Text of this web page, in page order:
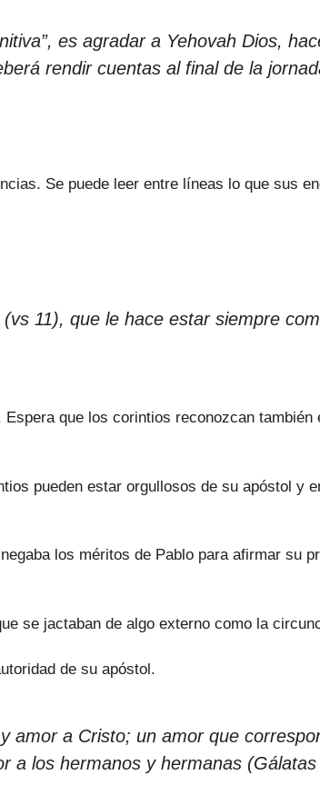
es agradar a Yehovah Dios,
rendir cuentas al final de la
Se puede leer entre líneas lo que sus
11), que le hace estar siempre
que los corintios reconozcan también
pueden estar orgullosos de su apóstol y
los méritos de Pablo para afirmar su
se jactaban de algo externo como la
de su apóstol.
amor a Cristo; un amor que
a los hermanos y hermanas